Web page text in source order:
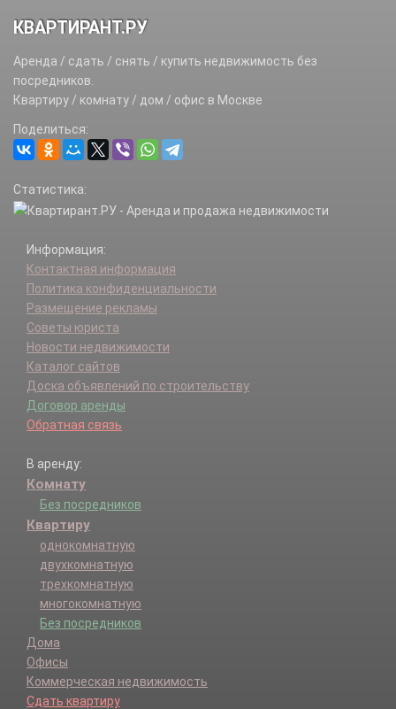
КВАРТИРАНТ.РУ
Аренда / сдать / снять / купить недвижимость без
посредников.
Квартиру / комнату / дом / офис в Москве
Поделиться:
Статистика:
Информация:
Контактная информация
Политика конфиденциальности
Размещение рекламы
Советы юриста
Новости недвижимости
Каталог сайтов
Доска объявлений по строительству
Договор аренды
Обратная связь
В аренду:
Комнату
Без посредников
Квартиру
однокомнатную
двухкомнатную
трехкомнатную
многокомнатную
Без посредников
Дома
Офисы
Коммерческая недвижимость
Сдать квартиру